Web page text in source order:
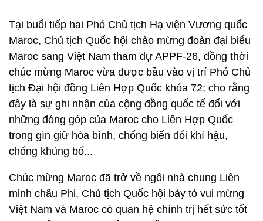
Tại buổi tiếp hai Phó Chủ tịch Hạ viện Vương quốc
Maroc, Chủ tịch Quốc hội chào mừng đoàn đại biểu
Maroc sang Việt Nam tham dự APPF-26, đồng thời
chúc mừng Maroc vừa được bầu vào vị trí Phó Chủ
tịch Đại hội đồng Liên Hợp Quốc khóa 72; cho rằng
đây là sự ghi nhận của cộng đồng quốc tế đối với
những đóng góp của Maroc cho Liên Hợp Quốc
trong gìn giữ hòa bình, chống biến đổi khí hậu,
chống khủng bố...
Chúc mừng Maroc đã trở về ngôi nhà chung Liên
minh châu Phi, Chủ tịch Quốc hội bày tỏ vui mừng
Việt Nam và Maroc có quan hệ chính trị hết sức tốt